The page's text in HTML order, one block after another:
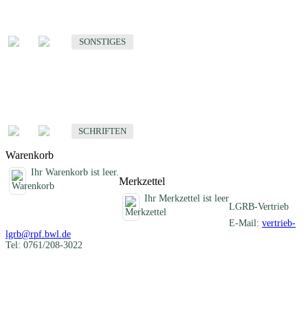
SONSTIGES
SCHRIFTEN
Warenkorb
Ihr Warenkorb ist leer.
Merkzettel
Ihr Merkzettel ist leer
LGRB-Vertrieb
E-Mail: vertrieb-
lgrb@rpf.bwl.de
Tel: 0761/208-3022